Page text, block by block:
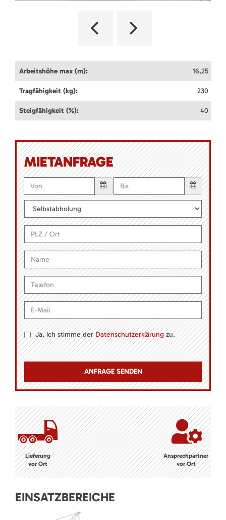
Arbeitshöhe max (m): 16,25
Tragfähigkeit (kg): 230
Steigfähigkeit (%): 40
MIETANFRAGE
Ja, ich stimme derDatenschutzerklärungzu.
Lieferung
vor Ort
Ansprechpartner
vor Ort
EINSATZBEREICHE